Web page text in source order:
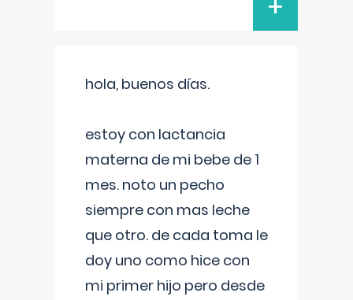
hola, buenos días.
estoy con lactancia
materna de mi bebe de 1
mes. noto un pecho
siempre con mas leche
que otro. de cada toma le
doy uno como hice con
mi primer hijo pero desde